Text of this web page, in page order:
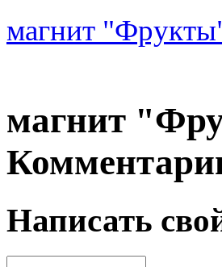
магнит
магнит
Написать